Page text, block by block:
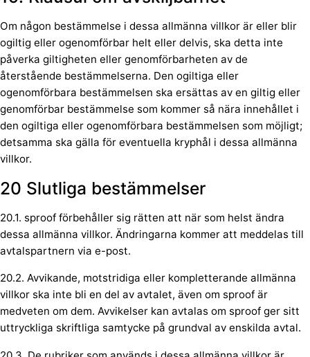
Om någon bestämmelse i dessa allmänna villkor är eller blir
ogiltig eller ogenomförbar helt eller delvis, ska detta inte
påverka giltigheten eller genomförbarheten av de
återstående bestämmelserna. Den ogiltiga eller
ogenomförbara bestämmelsen ska ersättas av en giltig eller
genomförbar bestämmelse som kommer så nära innehållet i
den ogiltiga eller ogenomförbara bestämmelsen som möjligt;
detsamma ska gälla för eventuella kryphål i dessa allmänna
villkor.
20 Slutliga bestämmelser
20.1. sproof förbehåller sig rätten att när som helst ändra
dessa allmänna villkor. Ändringarna kommer att meddelas till
avtalspartnern via e-post.
20.2. Avvikande, motstridiga eller kompletterande allmänna
villkor ska inte bli en del av avtalet, även om sproof är
medveten om dem. Avvikelser kan avtalas om sproof ger sitt
uttryckliga skriftliga samtycke på grundval av enskilda avtal.